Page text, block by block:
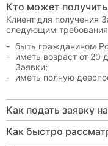
Кто может
Клиент для получения
следующим
быть гражданином
иметь возраст от 20
Заявки;
иметь полную
Как подать заявку
Как быстро